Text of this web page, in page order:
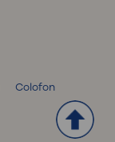
Colofon